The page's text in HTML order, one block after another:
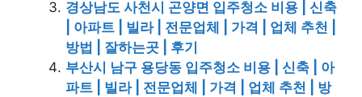
경상남도 사천시 곤양면 입주청소 비용 | 신축
| 아파트 | 빌라 | 전문업체 | 가격 | 업체 추천 |
방법 | 잘하는곳 | 후기
부산시 남구 용당동 입주청소 비용 | 신축 | 아
파트 | 빌라 | 전문업체 | 가격 | 업체 추천 | 방